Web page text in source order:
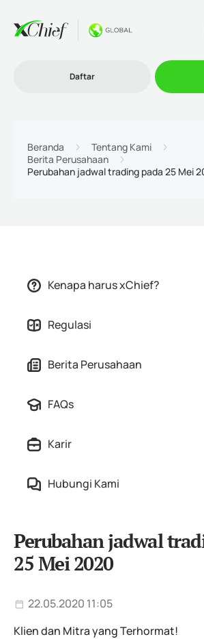
Platform
Daftar
Beranda
Tentang Kami
Berita Perusahaan
Perubahan jadwal trading pada 25 Mei
Kenapa harus xChief?
Regulasi
Berita Perusahaan
FAQs
Karir
Hubungi Kami
Perubahan jadwal
25 Mei 2020
22.05.2020 11:05
Klien dan Mitra yang Terhormat!